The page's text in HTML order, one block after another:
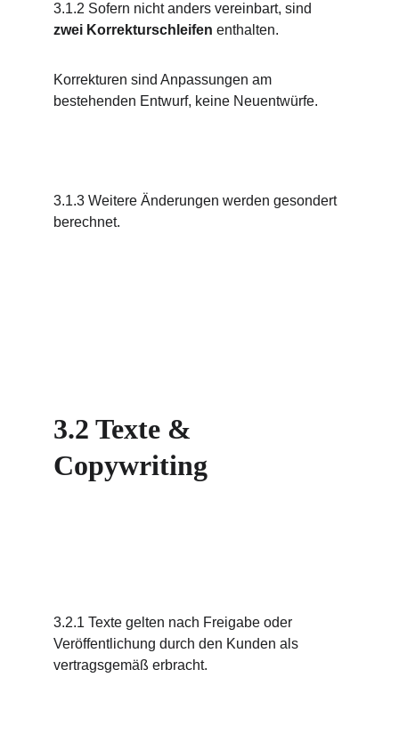
3.1.2 Sofern nicht anders vereinbart, sind
zwei Korrekturschleifen enthalten.
Korrekturen sind Anpassungen am
bestehenden Entwurf, keine Neuentwürfe.
3.1.3 Weitere Änderungen werden gesondert
berechnet.
3.2 Texte &
Copywriting
3.2.1 Texte gelten nach Freigabe oder
Veröffentlichung durch den Kunden als
vertragsgemäß erbracht.